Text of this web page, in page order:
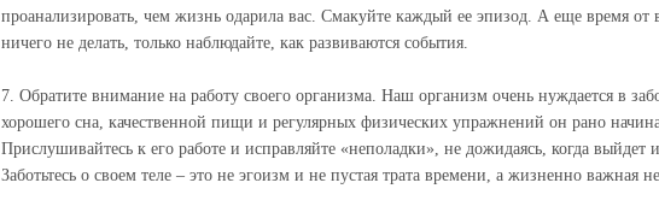
проанализировать, чем жизнь одарила вас. Смакуйте каждый ее эпизод. А еще время от
ничего не делать, только наблюдайте, как развиваются события.
7. Обратите внимание на работу своего организма. Наш организм очень нуждается в
хорошего сна, качественной пищи и регулярных физических упражнений он рано
Прислушивайтесь к его работе и исправляйте «неполадки», не дожидаясь, когда выйдет
Заботьтесь о своем теле – это не эгоизм и не пустая трата времени, а жизненно важная